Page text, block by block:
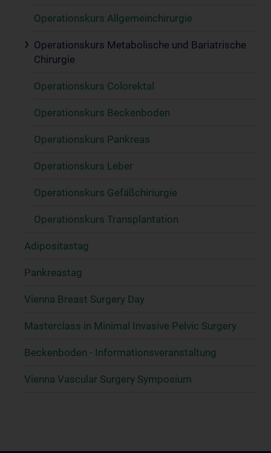
Operationskurs Allgemeinchirurgie
Operationskurs Metabolische und Bariatrische
Chirurgie
Operationskurs Colorektal
Operationskurs Beckenboden
Operationskurs Pankreas
Operationskurs Leber
Operationskurs Gefäßchiriurgie
Operationskurs Transplantation
Adipositastag
Pankreastag
Vienna Breast Surgery Day
Masterclass in Minimal Invasive Pelvic Surgery
Beckenboden - Informationsveranstaltung
Vienna Vascular Surgery Symposium